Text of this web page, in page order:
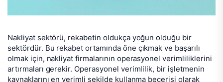
Nakliyat sektörü, rekabetin oldukça yoğun olduğu bir
sektördür. Bu rekabet ortamında öne çıkmak ve başarılı
olmak için, nakliyat firmalarının operasyonel verimliliklerini
artırmaları gerekir. Operasyonel verimlilik, bir işletmenin
kaynaklarını en verimli şekilde kullanma becerisi olarak